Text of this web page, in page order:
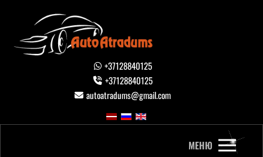
+37128840125
+37128840125
autoatradums@gmail.com
МЕНЮ